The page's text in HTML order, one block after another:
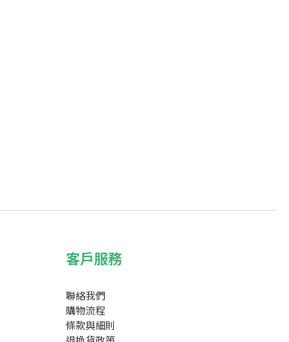
客戶服務
聯絡我們
購物流程
條款與細則